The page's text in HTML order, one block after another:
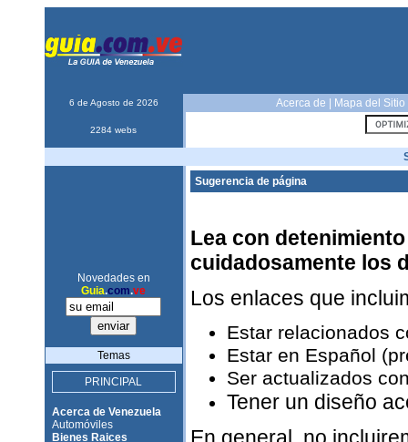
6 de Agosto de 2026 Acerca de Mapa del Sitio
2284 webs
Novedades en
Guia.com.ve
Temas
PRINCIPAL
Acerca de Venezuela
Automóviles
Bienes Raices
Sugerencia de página
Lea con
cuidadosamente los
Los enlaces que
Estar relacionados
Estar en Español
Ser actualizados
Tener un diseño